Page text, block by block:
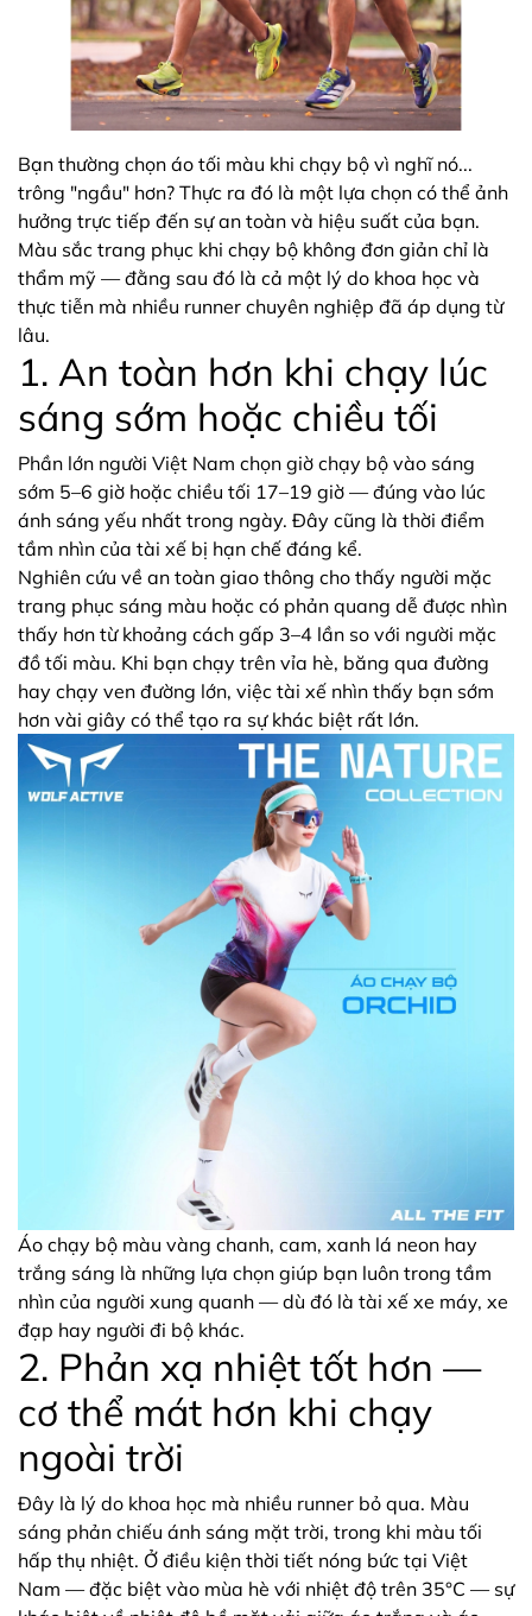
Bạn thường chọn áo tối màu khi chạy bộ vì nghĩ nó...
trông "ngầu" hơn? Thực ra đó là một lựa chọn có thể ảnh
hưởng trực tiếp đến sự an toàn và hiệu suất của bạn.
Màu sắc trang phục khi chạy bộ không đơn giản chỉ là
thẩm mỹ — đằng sau đó là cả một lý do khoa học và
thực tiễn mà nhiều runner chuyên nghiệp đã áp dụng từ
lâu.
1. An toàn hơn khi chạy lúc
sáng sớm hoặc chiều tối
Phần lớn người Việt Nam chọn giờ chạy bộ vào sáng
sớm 5–6 giờ hoặc chiều tối 17–19 giờ — đúng vào lúc
ánh sáng yếu nhất trong ngày. Đây cũng là thời điểm
tầm nhìn của tài xế bị hạn chế đáng kể.
Nghiên cứu về an toàn giao thông cho thấy người mặc
trang phục sáng màu hoặc có phản quang dễ được nhìn
thấy hơn từ khoảng cách gấp 3–4 lần so với người mặc
đồ tối màu. Khi bạn chạy trên vỉa hè, băng qua đường
hay chạy ven đường lớn, việc tài xế nhìn thấy bạn sớm
hơn vài giây có thể tạo ra sự khác biệt rất lớn.
Áo chạy bộ màu vàng chanh, cam, xanh lá neon hay
trắng sáng là những lựa chọn giúp bạn luôn trong tầm
nhìn của người xung quanh — dù đó là tài xế xe máy, xe
đạp hay người đi bộ khác.
2. Phản xạ nhiệt tốt hơn —
cơ thể mát hơn khi chạy
ngoài trời
Đây là lý do khoa học mà nhiều runner bỏ qua. Màu
sáng phản chiếu ánh sáng mặt trời, trong khi màu tối
hấp thụ nhiệt. Ở điều kiện thời tiết nóng bức tại Việt
Nam — đặc biệt vào mùa hè với nhiệt độ trên 35°C — sự